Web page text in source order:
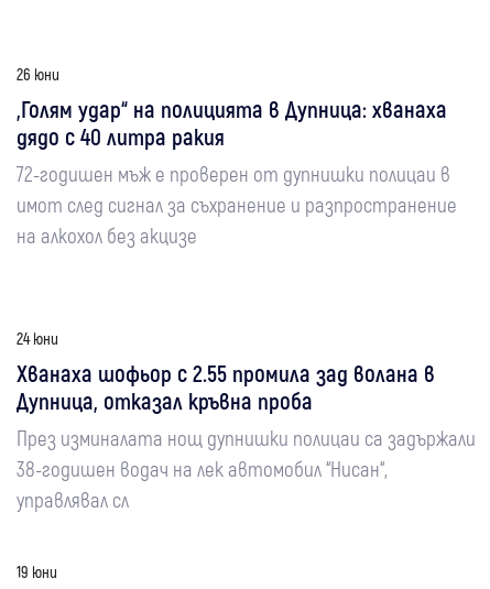
26 юни
„Голям удар“ на полицията в Дупница: хванаха
дядо с 40 литра ракия
72-годишен мъж е проверен от дупнишки полицаи в
имот след сигнал за съхранение и разпространение
на алкохол без акцизе
24 юни
Хванаха шофьор с 2.55 промила зад волана в
Дупница, отказал кръвна проба
През изминалата нощ дупнишки полицаи са задържали
38-годишен водач на лек автомобил “Нисан“,
управлявал сл
19 юни